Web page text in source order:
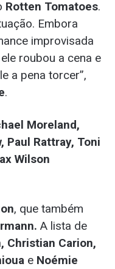
Rotten Tomatoes.
Embora
improvisada
roubou a cena e
a pena torcer”,
.
Moreland,
Paul Rattray, Toni
Wilson
, que também
A lista de
Christian Carion,
e Noémie